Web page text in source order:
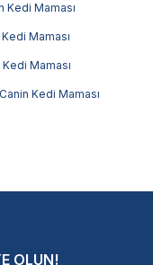
Kedi Maması
Maması
Maması
Kedi Maması
OLUN!